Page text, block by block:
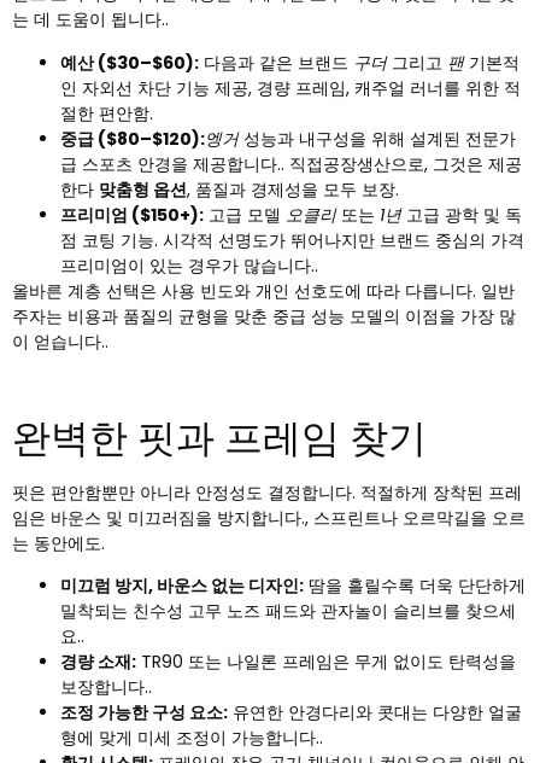
는 데 도움이 됩니다..
예산 ($30–$60): 다음과 같은 브랜드 구더그리고 팬기본적
인 자외선 차단 기능 제공, 경량 프레임, 캐주얼 러너를 위한 적
절한 편안함.
중급 ($80–$120):엥거성능과 내구성을 위해 설계된 전문가
급 스포츠 안경을 제공합니다.. 직접공장생산으로, 그것은 제공
한다 맞춤형 옵션, 품질과 경제성을 모두 보장.
프리미엄 ($150+): 고급 모델 오클리또는 1년고급 광학 및 독
점 코팅 기능. 시각적 선명도가 뛰어나지만 브랜드 중심의 가격
프리미엄이 있는 경우가 많습니다..
올바른 계층 선택은 사용 빈도와 개인 선호도에 따라 다릅니다. 일반
주자는 비용과 품질의 균형을 맞춘 중급 성능 모델의 이점을 가장 많
이 얻습니다..
완벽한 핏과 프레임 찾기
핏은 편안함뿐만 아니라 안정성도 결정합니다. 적절하게 장착된 프레
임은 바운스 및 미끄러짐을 방지합니다., 스프린트나 오르막길을 오르
는 동안에도.
미끄럼 방지, 바운스 없는 디자인: 땀을 흘릴수록 더욱 단단하게
밀착되는 친수성 고무 노즈 패드와 관자놀이 슬리브를 찾으세
요..
경량 소재: TR90 또는 나일론 프레임은 무게 없이도 탄력성을
보장합니다..
조정 가능한 구성 요소: 유연한 안경다리와 콧대는 다양한 얼굴
형에 맞게 미세 조정이 가능합니다..